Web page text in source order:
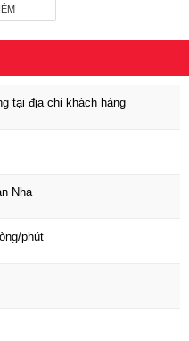
một núm xoay thế hệ mới
trình giặt nhanh 47
dùng hoàn toàn yên tâm
áo ra khỏi máy giặt.
tại địa chỉ khách hàng
Nha
phút